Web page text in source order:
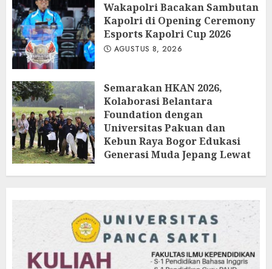
Wakapolri Bacakan Sambutan
Kapolri di Opening Ceremony
Esports Kapolri Cup 2026
AGUSTUS 8, 2026
Semarakan HKAN 2026,
Kolaborasi Belantara
Foundation dengan
Universitas Pakuan dan
Kebun Raya Bogor Edukasi
Generasi Muda Jepang Lewat